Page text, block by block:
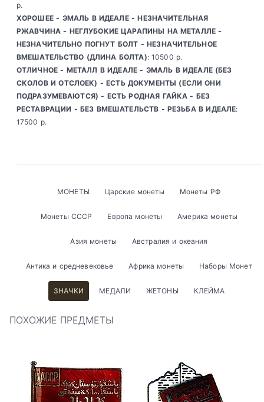
р.
ХОРОШЕЕ - ЭМАЛЬ В ИДЕАЛЕ - НЕЗНАЧИТЕЛЬНАЯ
РЖАВЧИНА - НЕГЛУБОКИЕ ЦАРАПИНЫ НА МЕТАЛЛЕ -
НЕЗНАЧИТЕЛЬНО ПОГНУТ БОЛТ - НЕЗНАЧИТЕЛЬНОЕ
ВМЕШАТЕЛЬСТВО (ДЛИНА БОЛТА): 10500 р.
ОТЛИЧНОЕ - МЕТАЛЛ В ИДЕАЛЕ - ЭМАЛЬ В ИДЕАЛЕ (БЕЗ
СКОЛОВ И ОТСЛОЕК) - ЕСТЬ ДОКУМЕНТЫ (ЕСЛИ ОНИ
ПОДРАЗУМЕВАЮТСЯ) - ЕСТЬ РОДНАЯ ГАЙКА - БЕЗ
РЕСТАВРАЦИИ - БЕЗ ВМЕШАТЕЛЬСТВ - РЕЗЬБА В ИДЕАЛЕ:
17500 р.
МОНЕТЫ Царские монеты Монеты РФ
Монеты СССР Европа монеты Америка монеты
Азия монеты Австралия и океания
Антика и средневековье Африка монеты Наборы Монет
ЗНАЧКИ МЕДАЛИ ЖЕТОНЫ КЛЕЙМА
ПОХОЖИЕ ПРЕДМЕТЫ